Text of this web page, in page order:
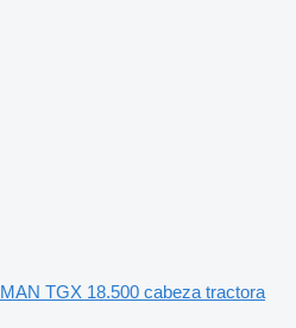
MAN TGX 18.500 cabeza tractora